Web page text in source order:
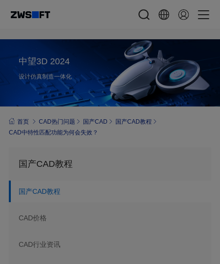
中望3D 2024
设计仿真制造一体化
首页 CAD热门问题 国产CAD
国产CAD教程
CAD中特性匹配功能为何会失效？
国产CAD教程
国产CAD教程
CAD价格
CAD行业资讯